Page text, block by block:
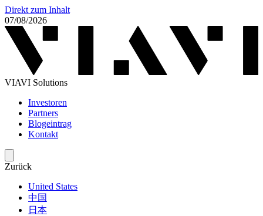
Direkt zum Inhalt
07/08/2026
VIAVI Solutions
Investoren
Partners
Blogeintrag
Kontakt
Zurück
United States
中国
日本